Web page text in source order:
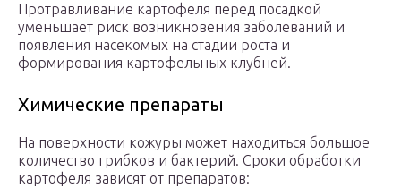
Протравливание картофеля перед посадкой
уменьшает риск возникновения заболеваний и
появления насекомых на стадии роста и
формирования картофельных клубней.
Химические препараты
На поверхности кожуры может находиться большое
количество грибков и бактерий. Сроки обработки
картофеля зависят от препаратов: